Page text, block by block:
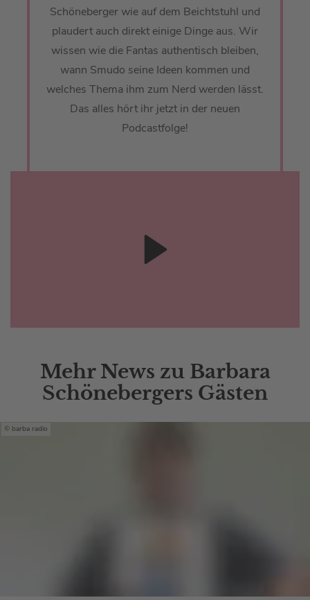
Schöneberger wie auf dem Beichtstuhl und
plaudert auch direkt einige Dinge aus. Wir
wissen wie die Fantas authentisch bleiben,
wann Smudo seine Ideen kommen und
welches Thema ihm zum Nerd werden lässt.
Das alles hört ihr jetzt in der neuen
Podcastfolge!
Mehr News zu Barbara
Schönebergers Gästen
barba radio